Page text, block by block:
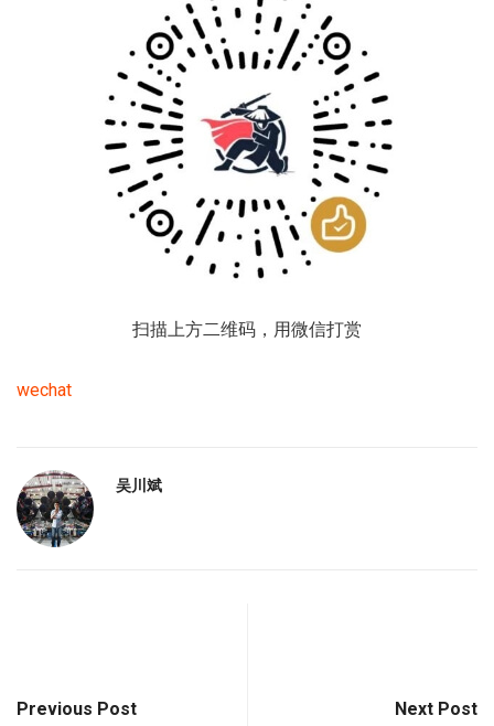
扫描上方二维码，用微信打赏
wechat
吴川斌
Previous Post Next Post